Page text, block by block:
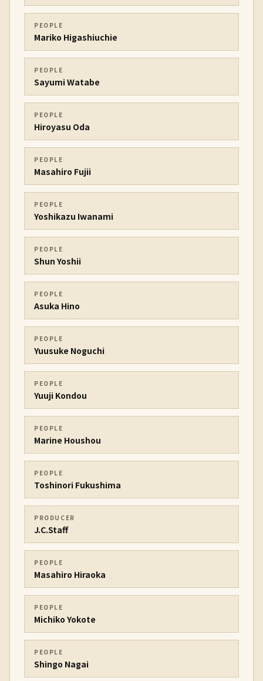
PEOPLE
Mariko Higashiuchie
PEOPLE
Sayumi Watabe
PEOPLE
Hiroyasu Oda
PEOPLE
Masahiro Fujii
PEOPLE
Yoshikazu Iwanami
PEOPLE
Shun Yoshii
PEOPLE
Asuka Hino
PEOPLE
Yuusuke Noguchi
PEOPLE
Yuuji Kondou
PEOPLE
Marine Houshou
PEOPLE
Toshinori Fukushima
PRODUCER
J.C.Staff
PEOPLE
Masahiro Hiraoka
PEOPLE
Michiko Yokote
PEOPLE
Shingo Nagai